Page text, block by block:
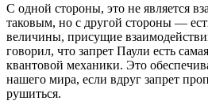
С одной стороны, это не является
таковым, но с другой стороны —
величины, присущие
говорил, что запрет Паули есть
квантовой механики. Это
нашего мира, если вдруг запрет
рушиться.